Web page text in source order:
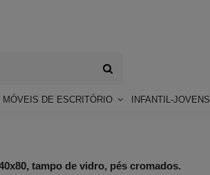
MÓVEIS DE ESCRITÓRIO INFANTIL-JOVENS
tampo de vidro, pés cromados.